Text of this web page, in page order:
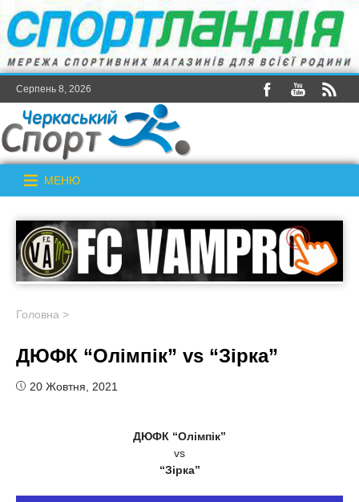
Серпень 8, 2026
МЕНЮ
Головна >
ДЮФК “Олімпік” vs “Зірка”
20 Жовтня, 2021
ДЮФК “Олімпік”
vs
“Зірка”